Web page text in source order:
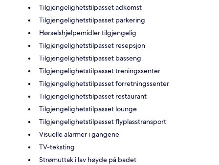
Tilgjengelighetstilpasset adkomst
Tilgjengelighetstilpasset parkering
Hørselshjelpemidler tilgjengelig
Tilgjengelighetstilpasset resepsjon
Tilgjengelighetstilpasset basseng
Tilgjengelighetstilpasset treningssenter
Tilgjengelighetstilpasset forretningssenter
Tilgjengelighetstilpasset restaurant
Tilgjengelighetstilpasset lounge
Tilgjengelighetstilpasset flyplasstransport
Visuelle alarmer i gangene
TV-teksting
Strømuttak i lav høyde på badet